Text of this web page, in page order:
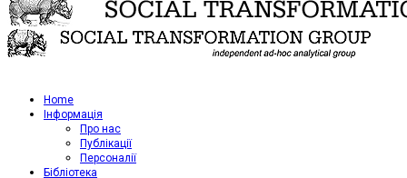
Home
Iнформація
Про нас
Публікації
Персоналії
Бібліотека